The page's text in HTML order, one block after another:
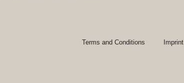
Terms and Conditions Imprint